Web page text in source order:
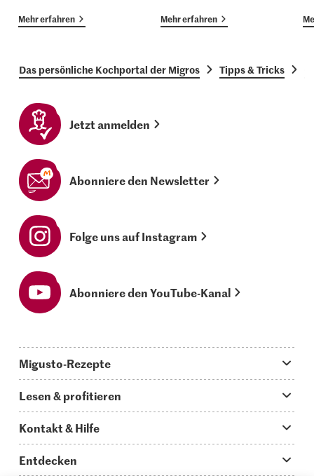
Mehr erfahren Mehr erfahren
Das persönliche Kochportal der Migros Tipps & Tricks
Jetzt anmelden
Abonniere den Newsletter
Folge uns auf Instagram
Abonniere den YouTube-Kanal
Migusto-Rezepte
Was koche ich heute?
Hauptgerichte
Lesen & profitieren
Storys
Kontakt & Hilfe
Entdecken